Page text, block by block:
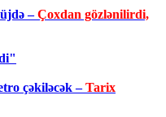
–Çoxdan gözlənilirdi,
çəkiləcək –Tarix